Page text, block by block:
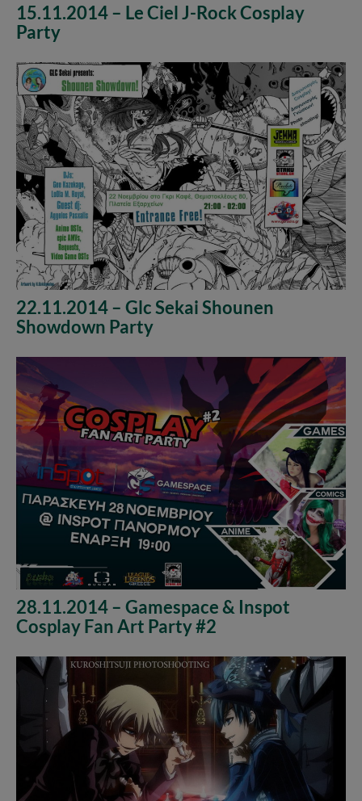
15.11.2014 – Le Ciel J-Rock Cosplay
Party
22.11.2014 – Glc Sekai Shounen
Showdown Party
28.11.2014 – Gamespace & Inspot
Cosplay Fan Art Party #2